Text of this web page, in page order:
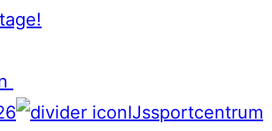
IJssportcentrum